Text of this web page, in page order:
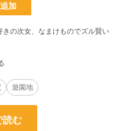
加
の次女、なまけものでズル賢い
みちゃんと三女のまゆちゃんに
遊園地
読む